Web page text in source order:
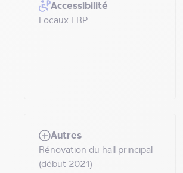
Accessibilité
Locaux ERP
Autres
Rénovation du hall principal
(début 2021)